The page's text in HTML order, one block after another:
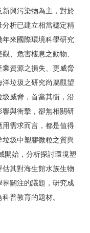
興污染物為主，對於
析已建立相當穩定精
來國際環境科學研究
、危害棲息之動物、
資源之損失、更威脅
垃圾之研究尚屬觀望
威脅，首當其衝，沿
響與衝擊，卻無相關研
需求而言，都是值得
圾中塑膠微粒之質與
開始，分析探討環境塑
其對海生館水族生物
關注的議題，研究成
普教育的題材。